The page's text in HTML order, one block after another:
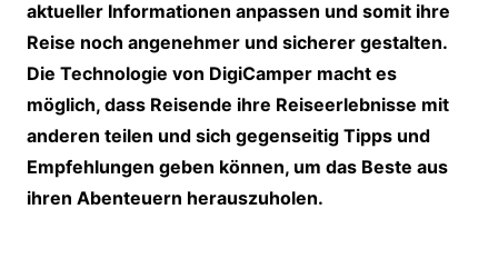
aktueller Informationen anpassen und somit ihre
Reise noch angenehmer und sicherer gestalten.
Die Technologie von DigiCamper macht es
möglich, dass Reisende ihre Reiseerlebnisse mit
anderen teilen und sich gegenseitig Tipps und
Empfehlungen geben können, um das Beste aus
ihren Abenteuern herauszuholen.